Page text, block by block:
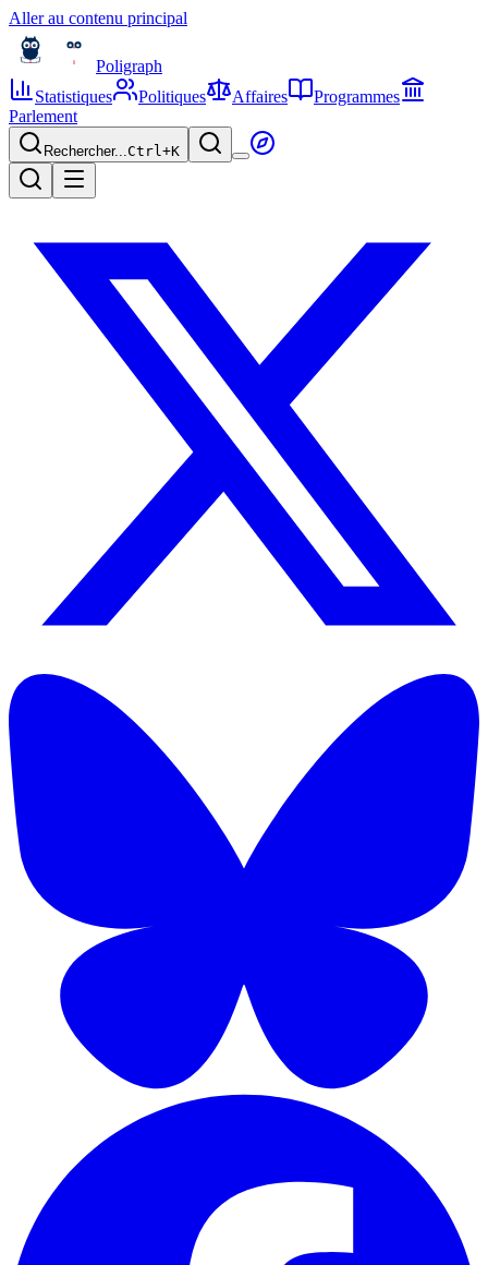
Aller au contenu principal
Poligraph
Statistiques
Politiques Affaires
Programmes
Parlement
Rechercher...Ctrl+K